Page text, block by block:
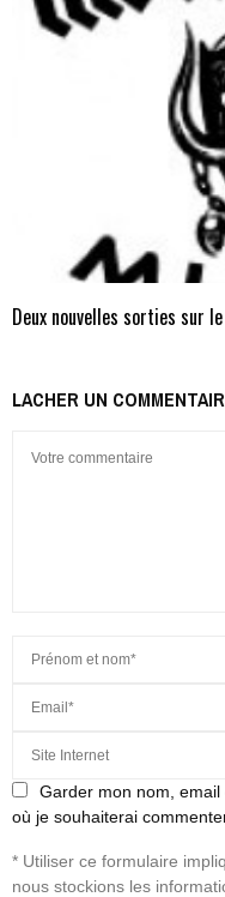
Deux nouvelles sorties sur
LACHER UN
Garder mon nom,
où je souhaiterai
* Utiliser ce formulaire
nous stockions les